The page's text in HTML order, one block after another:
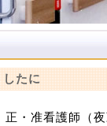
たに
正・准看護師（